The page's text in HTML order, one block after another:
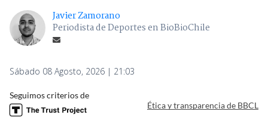
Javier Zamorano
Periodista de Deportes en BioBioChile
Sábado 08 Agosto, 2026 | 21:03
Seguimos criterios de
Ética y transparencia de BBCL